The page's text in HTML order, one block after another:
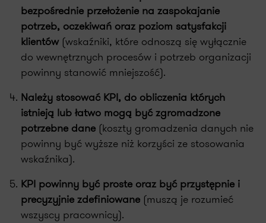
bezpośrednie przełożenie na zaspokajanie
potrzeb, oczekiwań oraz poziom satysfakcji
klientów(wskaźniki, które odnoszą się wyłącznie
do wewnętrznych procesów i potrzeb organizacji
powinny stanowić mniejszość).
Należy stosować KPI, do obliczenia których
istnieją lub łatwo mogą być zgromadzone
potrzebne dane (koszty gromadzenia danych nie
powinny być wyższe niż korzyści ze stosowania
wskaźnika).
KPI powinny być proste oraz być przystępnie i
precyzyjnie zdefiniowane (muszą je rozumieć
wszyscy pracownicy).